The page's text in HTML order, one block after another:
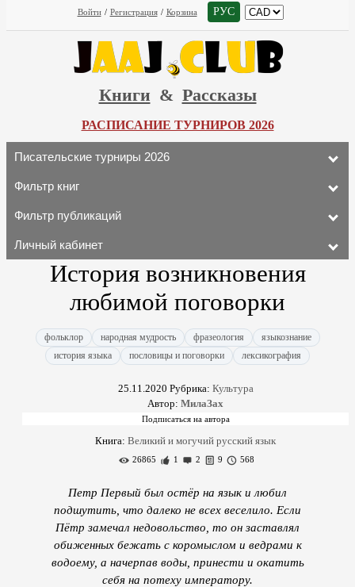
Войти / Регистрация / Корзина РУС
Книги & Рассказы
РАСПИСАНИЕ ТУРНИРОВ 2026
Писательские турниры 2026
Фильтр книг
Фильтр публикаций
Личный кабинет
История возникновения
любимой поговорки
фольклор народная мудрость фразеология
языкознание
история языка
пословицы и поговорки лексикография
25.11.2020 Рубрика: Культура
Автор: МилаЗах
Книга: Великий и могучий русский язык
26865 1 2 9 568
Петр Первый был остёр на язык и любил
подшутить, что далеко не всех веселило. Если
Пётр замечал недовольство, то он заставлял
обиженных бежать с коромыслом и ведрами к
водоему, а начерпав воды, принести и окатить
себя на потеху императору.